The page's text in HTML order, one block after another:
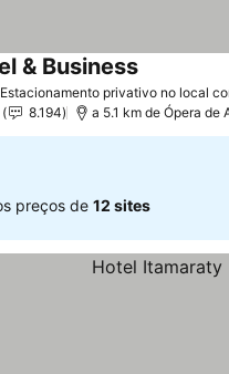
Estacionamento privativo no local
& Business
8.194 a 5.1 km de Ópera de
preços de 12 sites